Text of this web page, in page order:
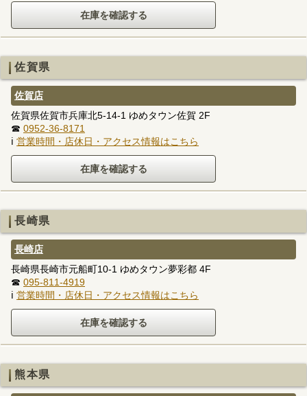
佐賀県
佐賀店
佐賀県佐賀市兵庫北5-14-1 ゆめタウン佐賀 2F
☎ 0952-36-8171
ℹ 営業時間・店休日・アクセス情報はこちら
長崎県
長崎店
長崎県長崎市元船町10-1 ゆめタウン夢彩都 4F
☎ 095-811-4919
ℹ 営業時間・店休日・アクセス情報はこちら
熊本県